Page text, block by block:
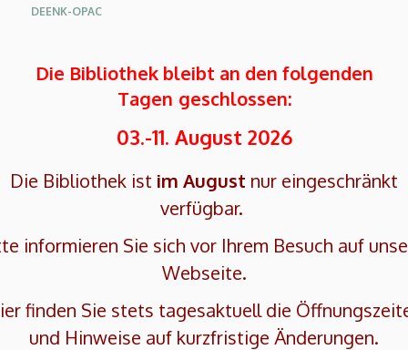
DEENK-OPAC
Die Bibliothek bleibt an den folgenden
Tagen geschlossen:
03.-11. August 2026
Die Bibliothek ist im August nur eingeschränkt
verfügbar.
informieren Sie sich vor Ihrem Besuch auf
Webseite.
finden Sie stets tagesaktuell die
und Hinweise auf kurzfristige Änderungen.